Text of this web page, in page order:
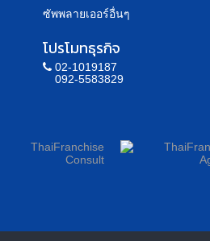
ซัพพลายเออร์อื่นๆ
โปรโมทธุรกิจ
02-1019187
092-5583829